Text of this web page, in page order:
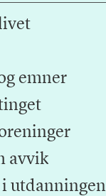
emner
avvik
utdanningen